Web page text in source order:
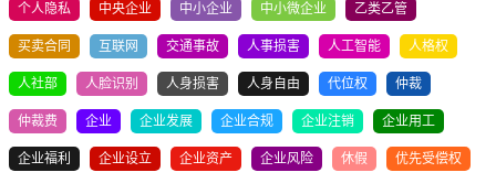
个人隐私 中央企业 中小企业 中小微企业 乙类乙管
买卖合同 互联网 交通事故 人事损害 人工智能 人格权
人社部 人脸识别 人身损害 人身自由 代位权 仲裁
仲裁费 企业 企业发展 企业合规 企业注销 企业用工
企业福利 企业设立 企业资产 企业风险 休假 优先受偿权